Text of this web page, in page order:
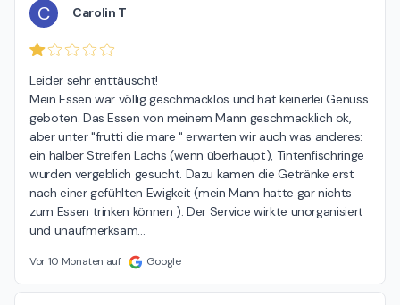
C Carolin T
Leider sehr enttäuscht!
Mein Essen war völlig geschmacklos und hat keinerlei Genuss
geboten. Das Essen von meinem Mann geschmacklich ok,
aber unter "frutti die mare " erwarten wir auch was anderes:
ein halber Streifen Lachs (wenn überhaupt), Tintenfischringe
wurden vergeblich gesucht. Dazu kamen die Getränke erst
nach einer gefühlten Ewigkeit (mein Mann hatte gar nichts
zum Essen trinken können ). Der Service wirkte unorganisiert
und unaufmerksam…
Vor 10 Monaten auf Google